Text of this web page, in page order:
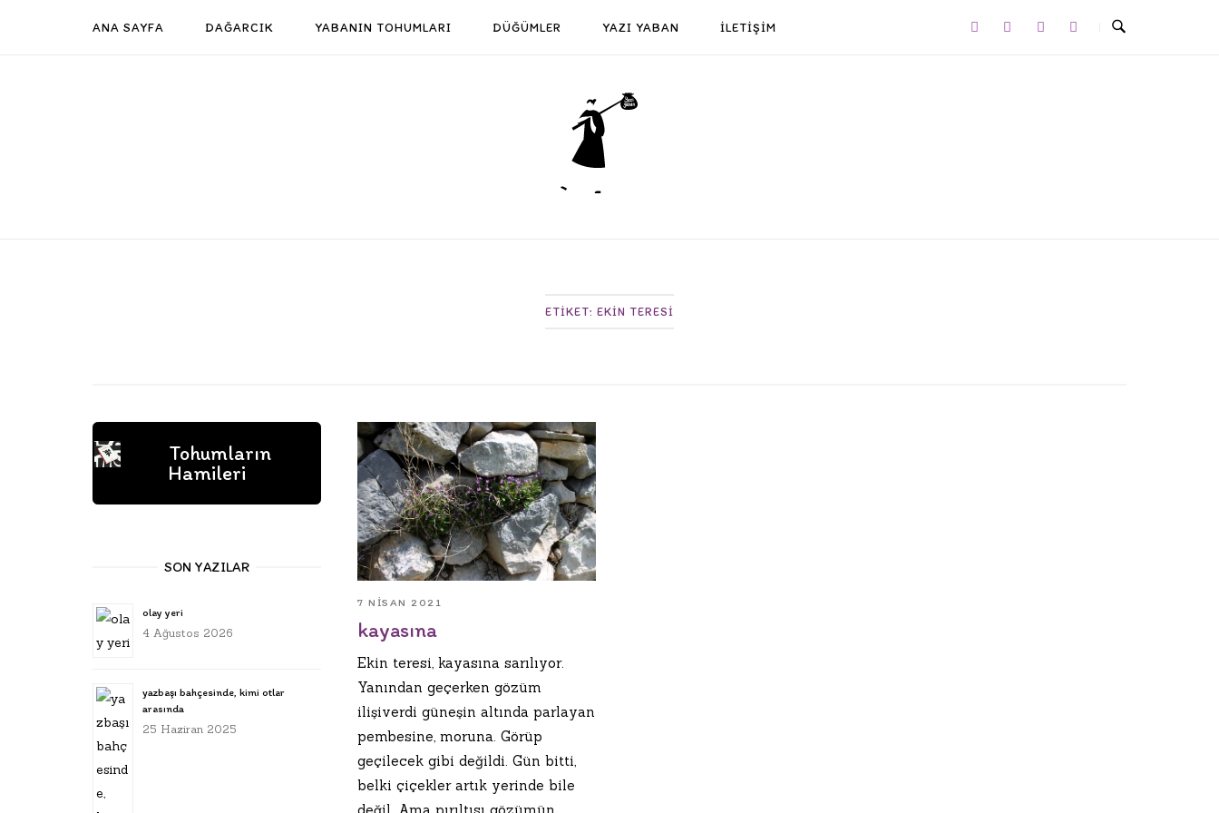
ANA SAYFA DAĞARCIK YABANIN TOHUMLARI DÜĞÜMLER YAZI YABAN İLETİŞİM
Home
ETIKET: EKIN TERESI
7 NISAN 2021
kayasına
Ekin teresi, kayasına sarılıyor.
Yanından geçerken gözüm
ilişiverdi güneşin altında parlayan
pembesine, moruna. Görüp
geçilecek gibi değildi. Gün bitti,
belki çiçekler artık yerinde bile
Tohumların
Hamileri
SON YAZILAR
olay yeri
4 Ağustos 2026
yazbaşı bahçesinde, kimi otlar
arasında
25 Haziran 2025